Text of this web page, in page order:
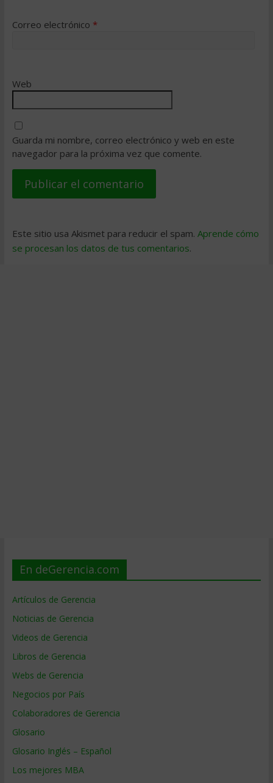
Correo electrónico *
Web
Guarda mi nombre, correo electrónico y web en este
navegador para la próxima vez que comente.
Este sitio usa Akismet para reducir el spam. Aprende cómo
se procesan los datos de tus comentarios.
En deGerencia.com
Artículos de Gerencia
Noticias de Gerencia
Videos de Gerencia
Libros de Gerencia
Webs de Gerencia
Negocios por País
Colaboradores de Gerencia
Glosario
Glosario Inglés – Español
Los mejores MBA